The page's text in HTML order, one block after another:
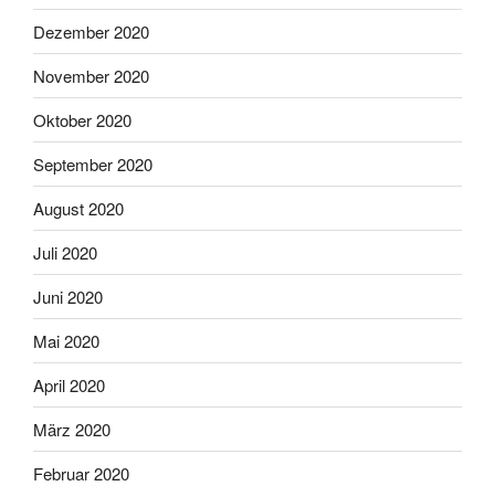
Dezember 2020
November 2020
Oktober 2020
September 2020
August 2020
Juli 2020
Juni 2020
Mai 2020
April 2020
März 2020
Februar 2020